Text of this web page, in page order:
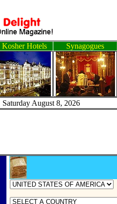
Kosher Hotels Synagogues
Saturday August 8, 2026